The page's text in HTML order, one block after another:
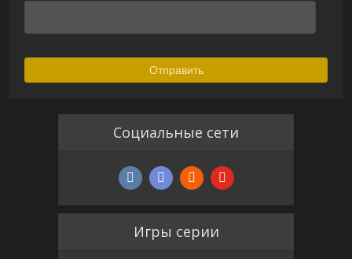
Социальные сети
Игры серии